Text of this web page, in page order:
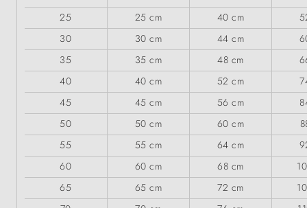
25 25 cm 40 cm
30
30 cm 44 cm
35
35 cm 48 cm
40
40 cm 52 cm
45
45 cm 56 cm
50
50 cm 60 cm
55
55 cm 64 cm
60
60 cm 68 cm
65
65 cm 72 cm